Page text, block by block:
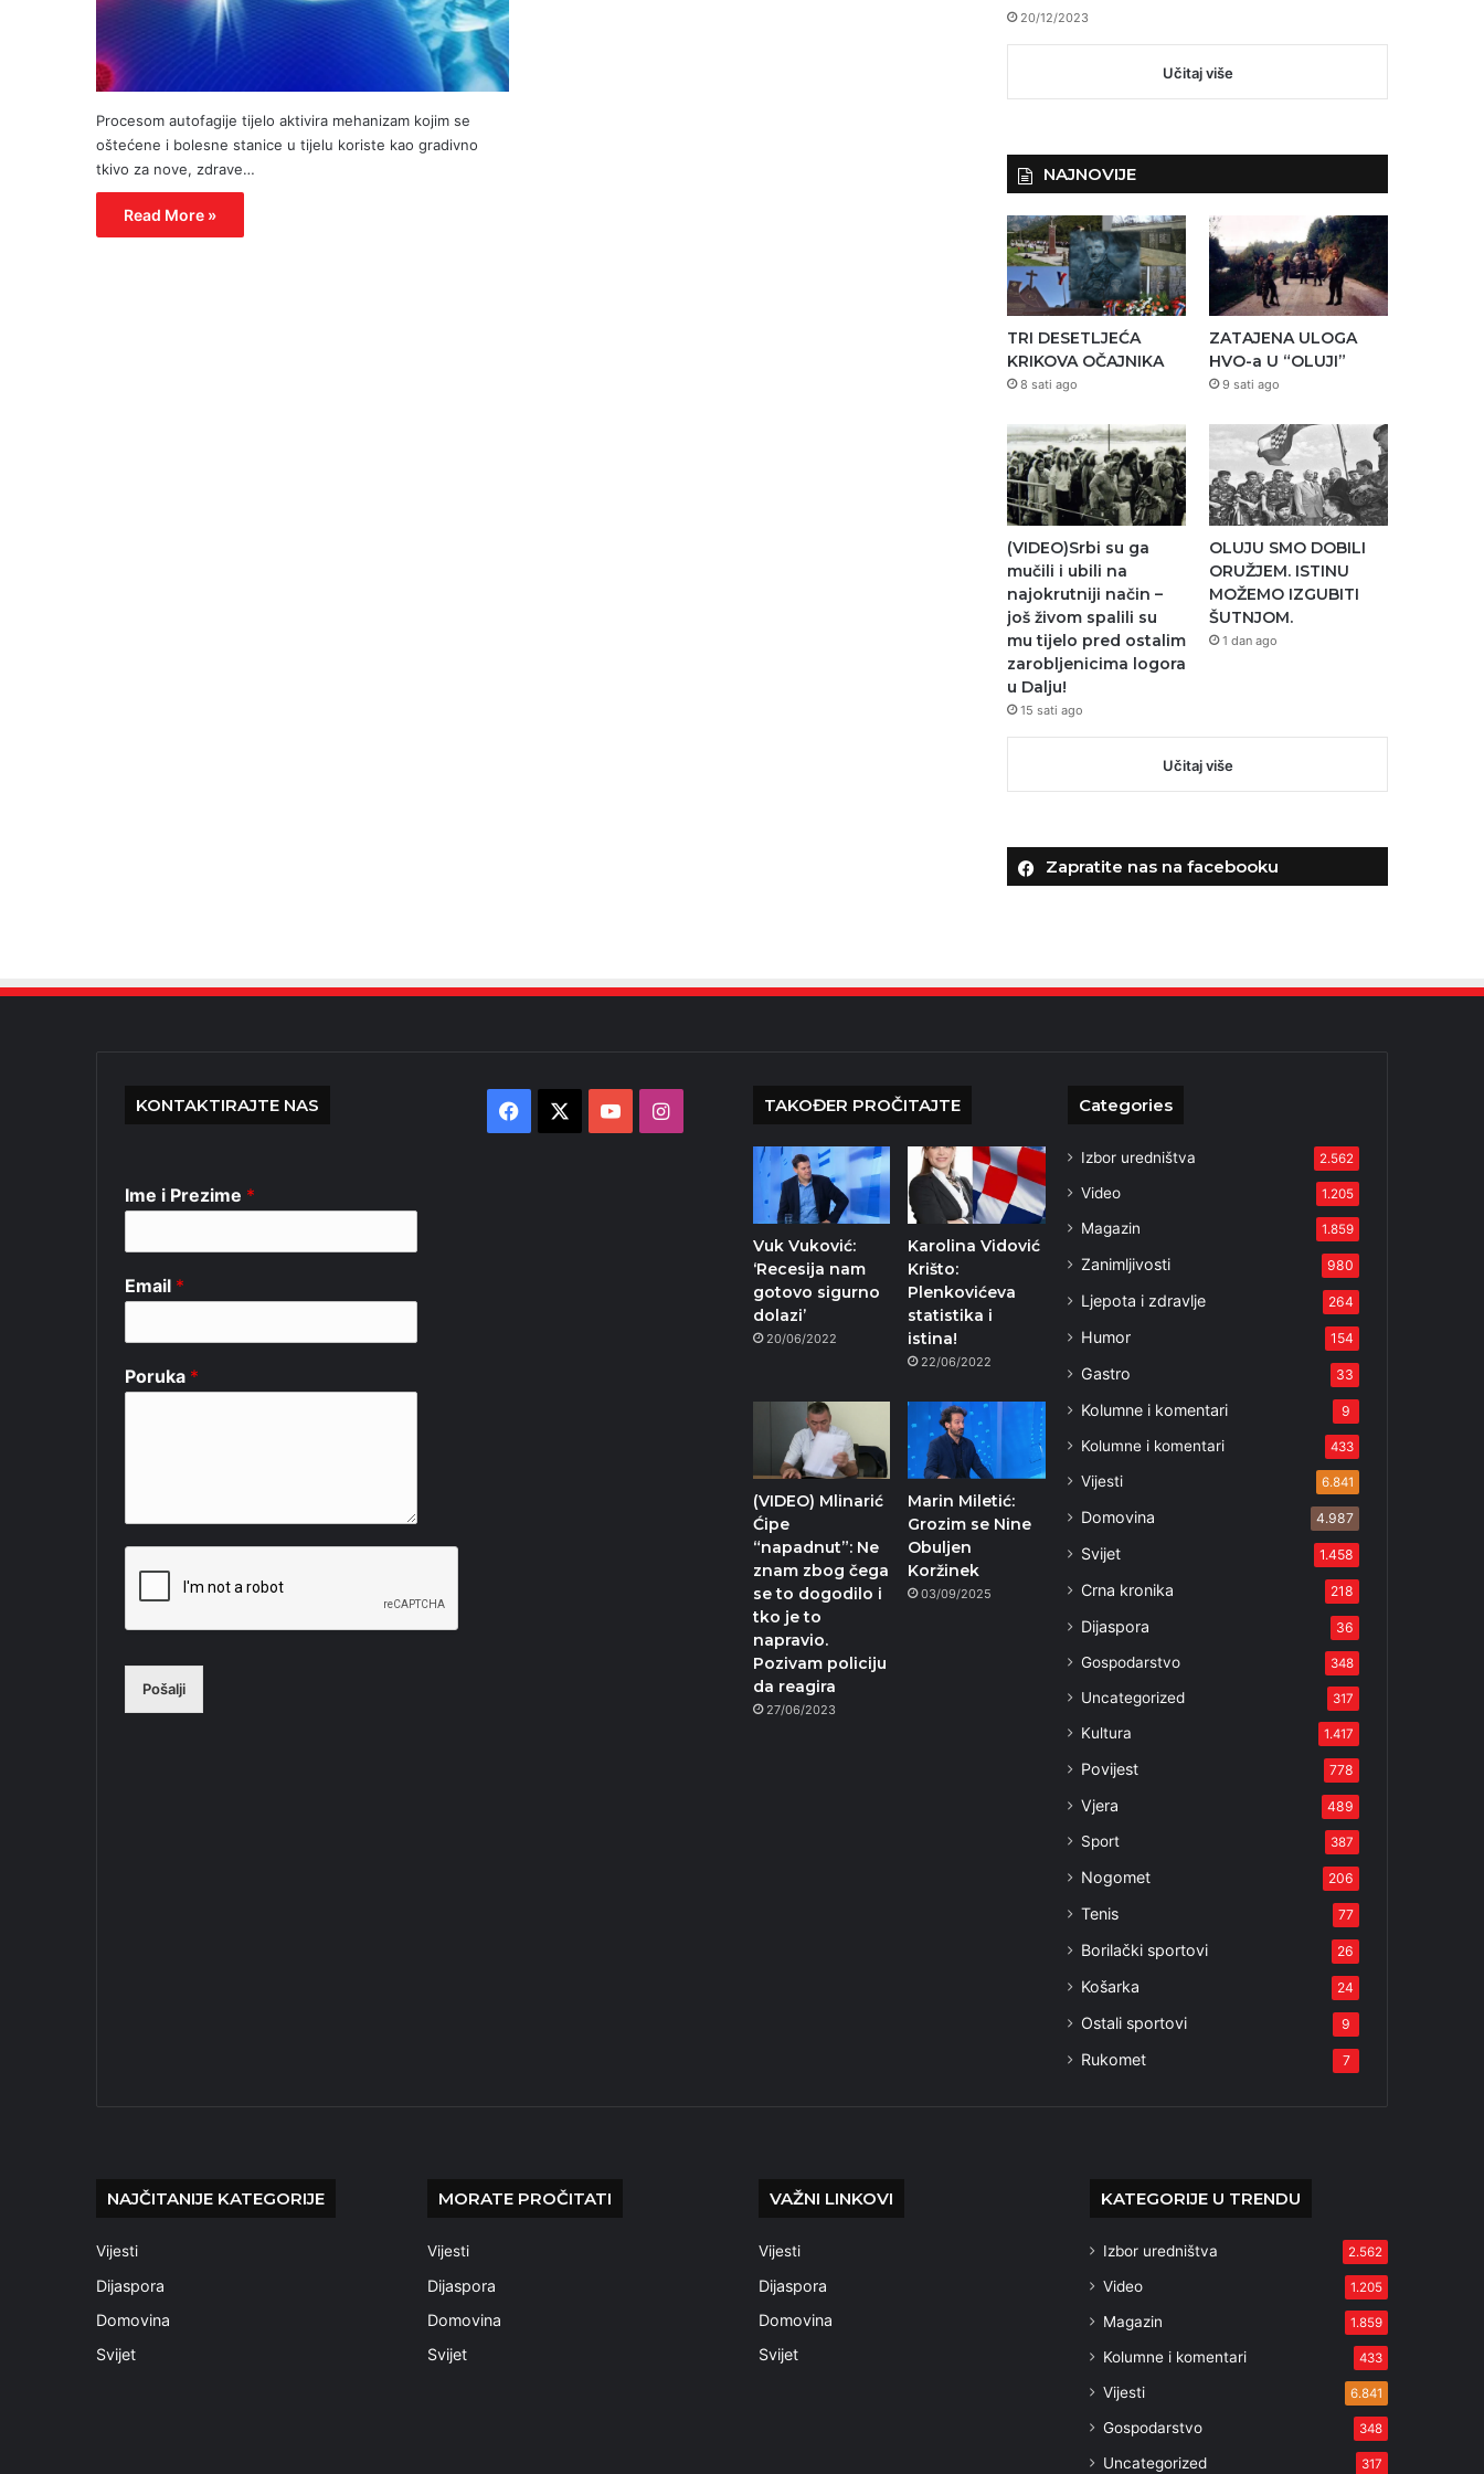
Procesom autofagije tijelo aktivira mehanizam kojim se
oštećene i bolesne stanice u tijelu koriste kao gradivno
tkivo za nove, zdrave…
Read More »
20/12/2023
Učitaj više
NAJNOVIJE
TRI DESETLJEĆA
KRIKOVA OČAJNIKA
8 sati ago
ZATAJENA ULOGA
HVO-a U “OLUJI”
9 sati ago
(VIDEO)Srbi su ga
mučili i ubili na
najokrutniji način –
još živom spalili su
mu tijelo pred ostalim
zarobljenicima logora
u Dalju!
15 sati ago
OLUJU SMO DOBILI
ORUŽJEM. ISTINU
MOŽEMO IZGUBITI
ŠUTNJOM.
1 dan ago
Učitaj više
Zapratite nas na facebooku
KONTAKTIRAJTE NAS
Ime i Prezime *
Email *
Poruka *
Pošalji
Facebook YouTubeInstagram TAKOĐER PROČITAJTE
Vuk Vuković:
‘Recesija nam
gotovo sigurno
dolazi’
20/06/2022
Karolina Vidović
Krišto:
Plenkovićeva
statistika i
istina!
22/06/2022
(VIDEO) Mlinarić
Ćipe
“napadnut”: Ne
znam zbog čega
se to dogodilo i
tko je to
napravio.
Pozivam policiju
da reagira
27/06/2023
Marin Miletić:
Grozim se Nine
Obuljen
Koržinek
03/09/2025
Categories
Izbor uredništva 2.562
Video 1.205
Magazin 1.859
Zanimljivosti 980
Ljepota i zdravlje 264
Humor 154
Gastro 33
Kolumne i komentari 9
Kolumne i komentari 433
Vijesti 6.841
Domovina 4.987
Svijet 1.458
Crna kronika 218
Dijaspora 36
Gospodarstvo 348
Uncategorized 317
Kultura 1.417
Povijest 778
Vjera 489
Sport 387
Nogomet 206
Tenis 77
Borilački sportovi 26
Košarka 24
Ostali sportovi 9
Rukomet 7
NAJČITANIJE KATEGORIJE
Vijesti
Dijaspora
Domovina
Svijet
MORATE PROČITATI
Vijesti
Dijaspora
Domovina
Svijet
VAŽNI LINKOVI
Vijesti
Dijaspora
Domovina
Svijet
KATEGORIJE U TRENDU
Izbor uredništva 2.562
Video 1.205
Magazin 1.859
Kolumne i komentari 433
Vijesti 6.841
Gospodarstvo 348
Uncategorized 317